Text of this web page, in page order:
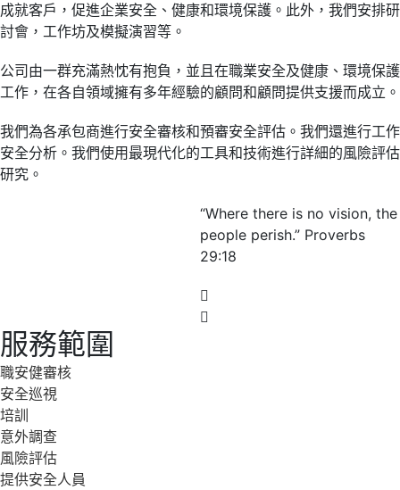
成就客戶，促進企業安全、健康和環境保護。此外，我們安排研
討會，工作坊及模擬演習等。
公司由一群充滿熱忱有抱負，並且在職業安全及健康、環境保護
工作，在各自領域擁有多年經驗的顧問和顧問提供支援而成立。
我們為各承包商進行安全審核和預審安全評估。我們還進行工作
安全分析。我們使用最現代化的工具和技術進行詳細的風險評估
研究。
“Where there is no vision, the
people perish.” Proverbs
29:18
服務範圍
職安健審核
安全巡視
培訓
意外調查
風險評估
提供安全人員